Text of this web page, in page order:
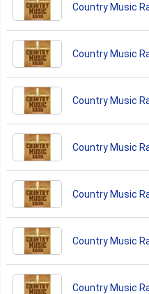
Country Music
Country Music
Country Music
Country Music
Country Music
Country Music
Country Music